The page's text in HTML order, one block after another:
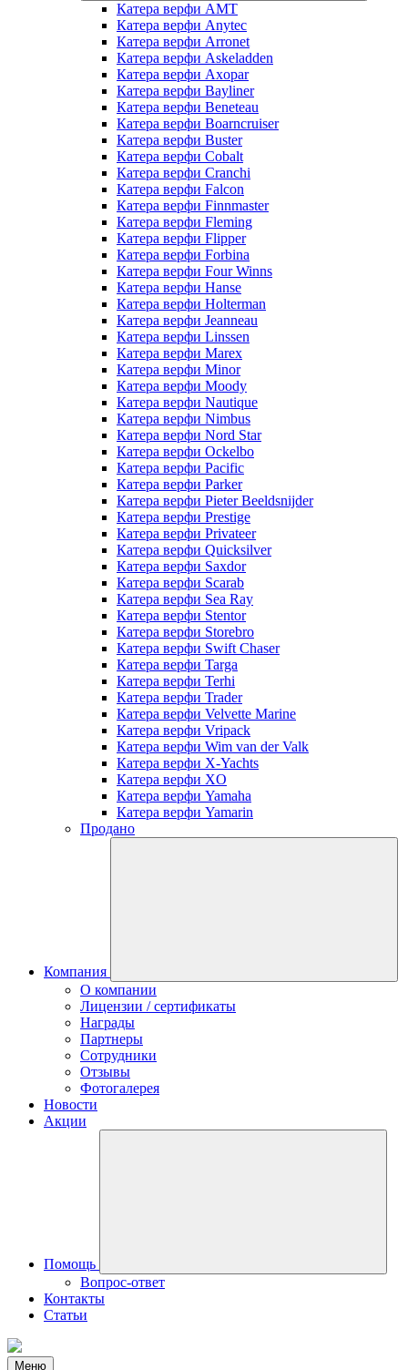
Катера верфи AMT
Катера верфи Anytec
Катера верфи Arronet
Катера верфи Askeladden
Катера верфи Axopar
Катера верфи Bayliner
Катера верфи Beneteau
Катера верфи Boarncruiser
Катера верфи Buster
Катера верфи Cobalt
Катера верфи Cranchi
Катера верфи Falcon
Катера верфи Finnmaster
Катера верфи Fleming
Катера верфи Flipper
Катера верфи Forbina
Катера верфи Four Winns
Катера верфи Hanse
Катера верфи Holterman
Катера верфи Jeanneau
Катера верфи Linssen
Катера верфи Marex
Катера верфи Minor
Катера верфи Moody
Катера верфи Nautique
Катера верфи Nimbus
Катера верфи Nord Star
Катера верфи Ockelbo
Катера верфи Pacific
Катера верфи Parker
Катера верфи Pieter Beeldsnijder
Катера верфи Prestige
Катера верфи Privateer
Катера верфи Quicksilver
Катера верфи Saxdor
Катера верфи Scarab
Катера верфи Sea Ray
Катера верфи Stentor
Катера верфи Storebro
Катера верфи Swift Chaser
Катера верфи Targa
Катера верфи Terhi
Катера верфи Trader
Катера верфи Velvette Marine
Катера верфи Vripack
Катера верфи Wim van der Valk
Катера верфи X-Yachts
Катера верфи XO
Катера верфи Yamaha
Катера верфи Yamarin
Продано
Компания
О компании
Лицензии / сертификаты
Награды
Партнеры
Сотрудники
Отзывы
Фотогалерея
Новости
Акции
Помощь
Вопрос-ответ
Контакты
Статьи
Меню